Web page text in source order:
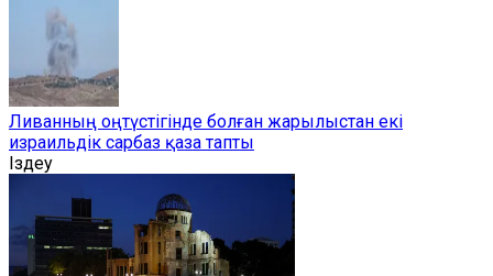
Ливанның оңтүстігінде болған жарылыстан екі
израильдік сарбаз қаза тапты
Іздеу